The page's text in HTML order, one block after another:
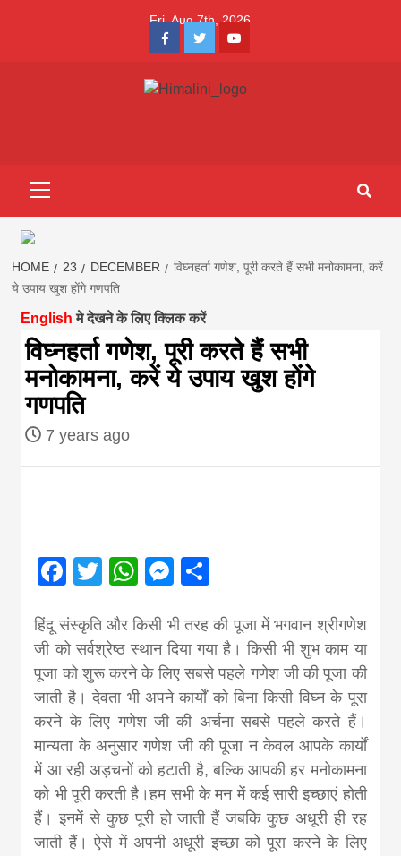
Fri. Aug 7th, 2026
FacebookTwitterYoutube
hindi
||madhesh
first hindi
magazine of
Nepal brings
from
news,
khabar
HOME 23 DECEMBER
विघ्नहर्ता गणेश, पूरी करते हैं सभी मनोकामना, करें
ये उपाय खुश हाेंगे गणपति
English मे देखने के लिए क्लिक करें
विघ्नहर्ता गणेश, पूरी करते हैं सभी
मनोकामना, करें ये उपाय खुश हाेंगे
गणपति
7 years ago
Facebook
TwitterWhatsApp
Messenger
हिंदू संस्कृति और किसी भी तरह की पूजा में भगवान श्रीगणेश
जी को सर्वश्रेष्ठ स्थान दिया गया है। किसी भी शुभ काम या
पूजा को शुरू करने के लिए सबसे पहले गणेश जी की पूजा की
जाती है। देवता भी अपने कार्यों को बिना किसी विघ्न के पूरा
करने के लिए गणेश जी की अर्चना सबसे पहले करते हैं।
मान्यता के अनुसार गणेश जी की पूजा न केवल आपके कार्यों
में आ रही अड़चनों को हटाती है, बल्कि आपकी हर मनोकामना
को भी पूरी करती है।हम सभी के मन में कई सारी इच्छाएं होती
हैं। इनमें से कुछ पूरी हो जाती हैं जबकि कुछ अधूरी ही रह
जाती हैं। ऐसे में अपनी अधूरी इच्‍छा को पूरा करने के लिए